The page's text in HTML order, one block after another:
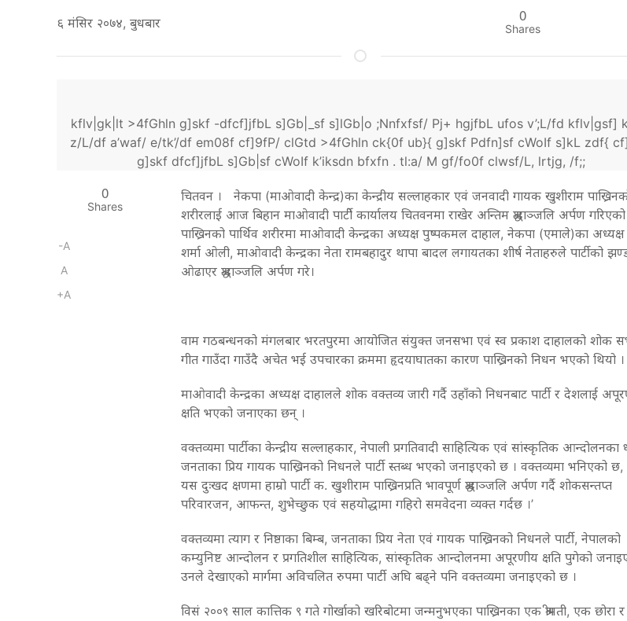
६ मंसिर २०७४, बुधबार 0
Shares
kflv|gk|lt >4fGhln g]skf -dfcf]jfbL s]Gb|_sf s]lGb|o ;Nnfxfsf/ Pj+ hgjfbL ufos v’;L/fd kflv|gsf]
z/L/df a’waf/ e/tk’/df em08f cf]9fP/ clGtd >4fGhln ck{0f ub}{ g]skf Pdfn]sf cWoIf s]kL zdf{
g]skf dfcf]jfbL s]Gb|sf cWoIf k’iksdn bfxfn . tl:a/ M gf/fo0f clwsf/L, lrtjg, /f;;
0
Shares
-A
A
+A
चितवन । नेकपा (माओवादी केन्द्र)का केन्द्रीय सल्लाहकार एवं जनवादी गायक खुशीराम पाख्रिनको
शरीरलाई आज बिहान माओवादी पार्टीे कार्यालय चितवनमा राखेर अन्तिम श्रद्धाञ्जलि अर्पण
पाख्रिनको पार्थिव शरीरमा माओवादी केन्द्रका अध्यक्ष पुष्पकमल दाहाल, नेकपा (एमाले)का
शर्मा ओली, माओवादी केन्द्रका नेता रामबहादुर थापा बादल लगायतका शीर्ष नेताहरुले पार्टीको
ओढाएर श्रद्धाञ्जलि अर्पण गरे।
वाम गठबन्धनको मंगलबार भरतपुरमा आयोजित संयुक्त जनसभा एवं स्व प्रकाश दाहालको शोक
गीत गाउँदा गाउँदै अचेत भई उपचारका क्रममा हृदयाघातका कारण पाख्रिनको निधन भएको थियो ।
माओवादी केन्द्रका अध्यक्ष दाहालले शोक वक्तव्य जारी गर्दै उहाँको निधनबाट पार्टी र देशलाई
क्षति भएको जनाएका छन् ।
वक्तव्यमा पार्टीका केन्द्रीय सल्लाहकार, नेपाली प्रगतिवादी साहित्यिक एवं सांस्कृतिक आन्दोलनका
जनताका प्रिय गायक पाख्रिनको निधनले पार्टी स्तब्ध भएको जनाइएको छ । वक्तव्यमा भनिएको छ,
यस दुःखद क्षणमा हाम्रो पार्टी क. खुशीराम पाख्रिनप्रति भावपूर्ण श्रद्धाञ्जलि अर्पण गर्दै शोकसन्तप्त
परिवारजन, आफन्त, शुभेच्छुक एवं सहयोद्धामा गहिरो समवेदना व्यक्त गर्दछ ।’
वक्तव्यमा त्याग र निष्ठाका बिम्ब, जनताका प्रिय नेता एवं गायक पाख्रिनको निधनले पार्टी, नेपालको
कम्युनिष्ट आन्दोलन र प्रगतिशील साहित्यिक, सांस्कृतिक आन्दोलनमा अपूरणीय क्षति पुगेको
उनले देखाएको मार्गमा अविचलित रुपमा पार्टी अघि बढ्ने पनि वक्तव्यमा जनाइएको छ ।
विसं २००९ साल कात्तिक ९ गते गोर्खाको खरिबोटमा जन्मनुभएका पाख्रिनका एक श्रीमती, एक छोरा